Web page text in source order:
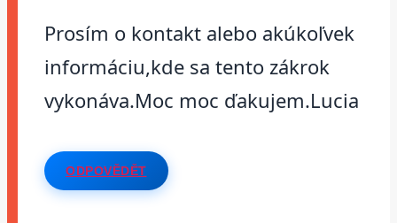
Prosím o kontakt alebo akúkoľvek
informáciu,kde sa tento zákrok
vykonáva.Moc moc ďakujem.Lucia
ODPOVĚDĚT